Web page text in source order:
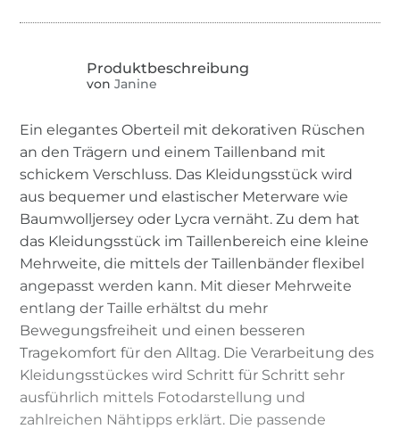
von Janine
Ein elegantes Oberteil mit dekorativen Rüschen
an den Trägern und einem Taillenband mit
schickem Verschluss. Das Kleidungsstück wird
aus bequemer und elastischer Meterware wie
Baumwolljersey oder Lycra vernäht. Zu dem hat
das Kleidungsstück im Taillenbereich eine kleine
Mehrweite, die mittels der Taillenbänder flexibel
angepasst werden kann. Mit dieser Mehrweite
entlang der Taille erhältst du mehr
Bewegungsfreiheit und einen besseren
Tragekomfort für den Alltag. Die Verarbeitung des
Kleidungsstückes wird Schritt für Schritt sehr
ausführlich mittels Fotodarstellung und
zahlreichen Nähtipps erklärt. Die passende